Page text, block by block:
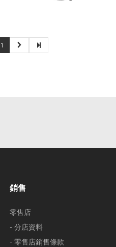
1
銷售
零售店
- 分店資料
- 零售店銷售條款